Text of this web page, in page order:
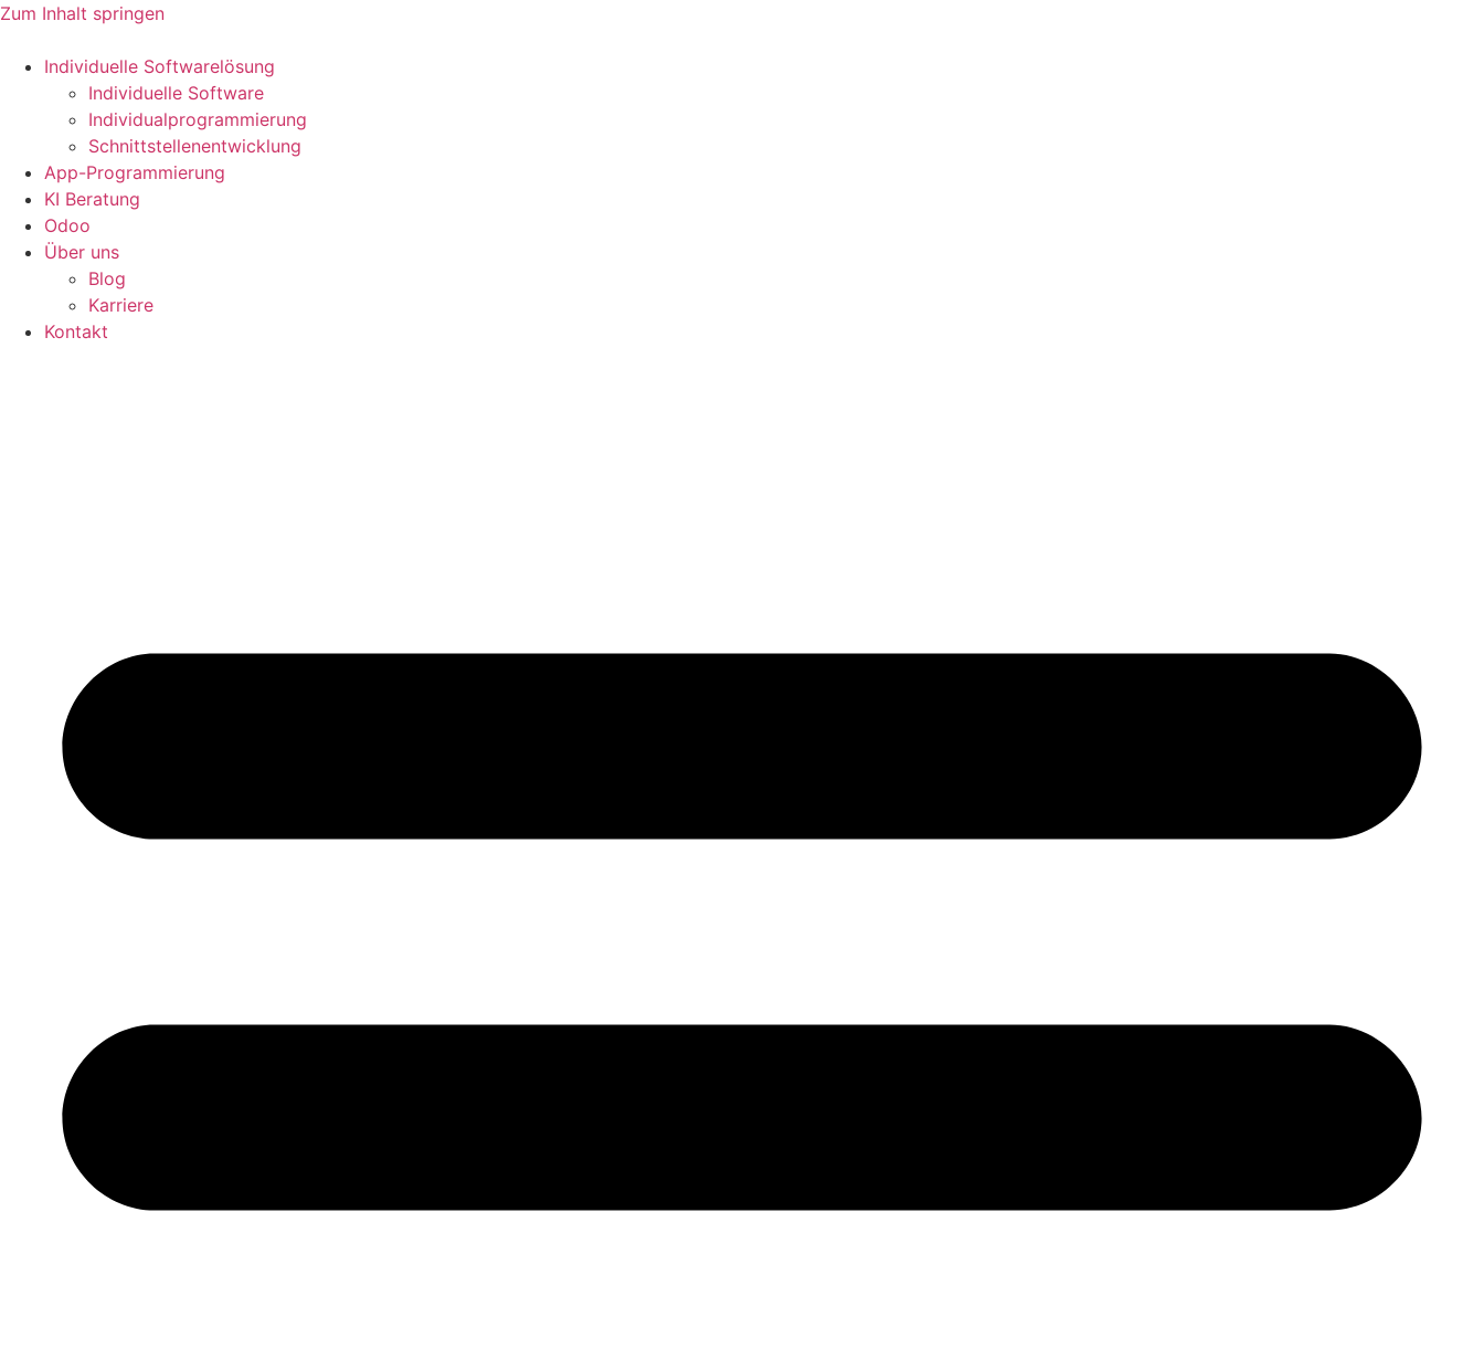
Zum Inhalt springen
Individuelle Softwarelösung
Individuelle Software
Individualprogrammierung
Schnittstellenentwicklung
App-Programmierung
KI Beratung
Odoo
Über uns
Blog
Karriere
Kontakt